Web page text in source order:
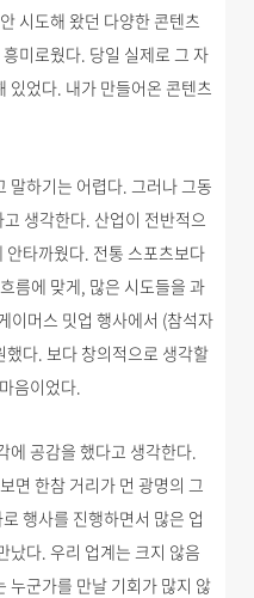
시도해 왔던 다양한 콘텐츠
미로웠다. 당일 실제로 그 자
있었다. 내가 만들어온 콘텐츠
말하기는 어렵다. 그러나 그동
고 생각한다. 산업이 전반적으
안타까웠다. 전통 스포츠보다
름에 맞게, 많은 시도들을 과
이머스 밋업 행사에서 (참석자
했다. 보다 창의적으로 생각할
음이었다.
에 공감을 했다고 생각한다.
면 한참 거리가 먼 광명의 그
행사를 진행하면서 많은 업
났다. 우리 업계는 크지 않음
누군가를 만날 기회가 많지 않